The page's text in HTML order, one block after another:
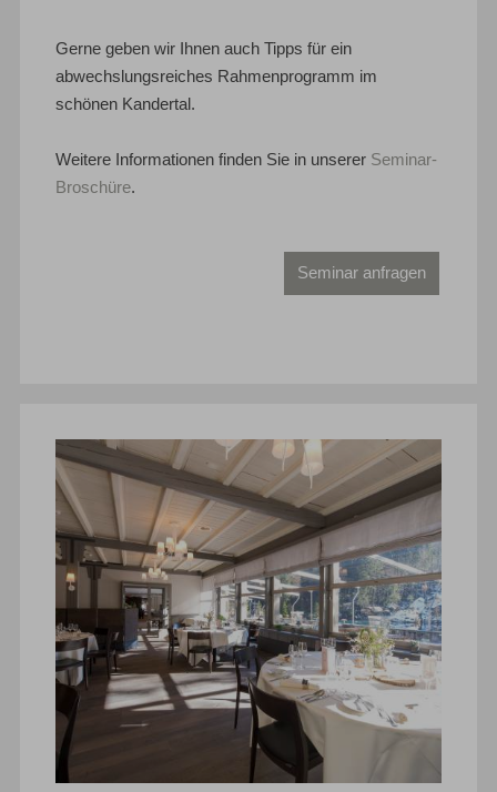
Gerne geben wir Ihnen auch Tipps für ein
abwechslungsreiches Rahmenprogramm im
schönen Kandertal.
Weitere Informationen finden Sie in unserer Seminar-
Broschüre.
Seminar anfragen